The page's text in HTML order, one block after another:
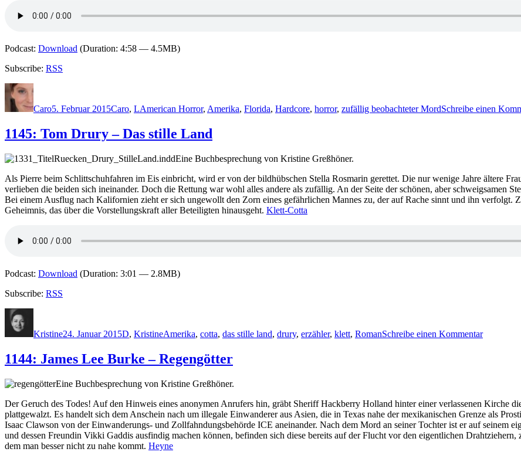
Podcast: Download (Duration: 4:58 — 4.5MB)
Subscribe: RSS
Autor
Caro5. Februar 2015Caro, LAmerican Horror, Amerika, Florida, Hardcore, horror, zufällig beobachteter MordSchreibe einen
1145: Tom Drury – Das stille Land
Eine Buchbesprechung von Kristine Greßhöner.
Als Pierre beim Schlittschuhfahren im Eis einbricht, wird er von der bildhübschen Stella Rosmarin gerettet. Die nur wenige Jahre ältere
verlieben die beiden sich ineinander. Doch die Rettung war wohl alles andere als zufällig. An der Seite der schönen, aber schweigsamen
Bei einem Ausflug nach Kalifornien zieht er sich ungewollt den Zorn eines gefährlichen Mannes zu, der auf Rache sinnt und ihn verfolgt.
Geheimnis, das über die Vorstellungskraft aller Beteiligten hinausgeht. Klett-Cotta
Podcast: Download (Duration: 3:01 — 2.8MB)
Subscribe: RSS
Kristine24. Januar 2015D, KristineAmerika, cotta, das stille land, drury, erzähler, klett, RomanSchreibe einen KommentarTom
1144: James Lee Burke – Regengötter
Eine Buchbesprechung von Kristine Greßhöner.
Der Geruch des Todes! Auf den Hinweis eines anonymen Anrufers hin, gräbt Sheriff Hackberry Holland hinter einer verlassenen Kirche
plattgewalzt. Es handelt sich dem Anschein nach um illegale Einwanderer aus Asien, die in Texas nahe der mexikanischen Grenze als
Isaac Clawson von der Einwanderungs- und Zollfahndungsbehörde ICE aneinander. Nach dem Mord an seiner Tochter ist er auf seinem
und dessen Freundin Vikki Gaddis ausfindig machen können, befinden sich diese bereits auf der Flucht vor den eigentlichen
dem man besser nicht zu nahe kommt. Heyne